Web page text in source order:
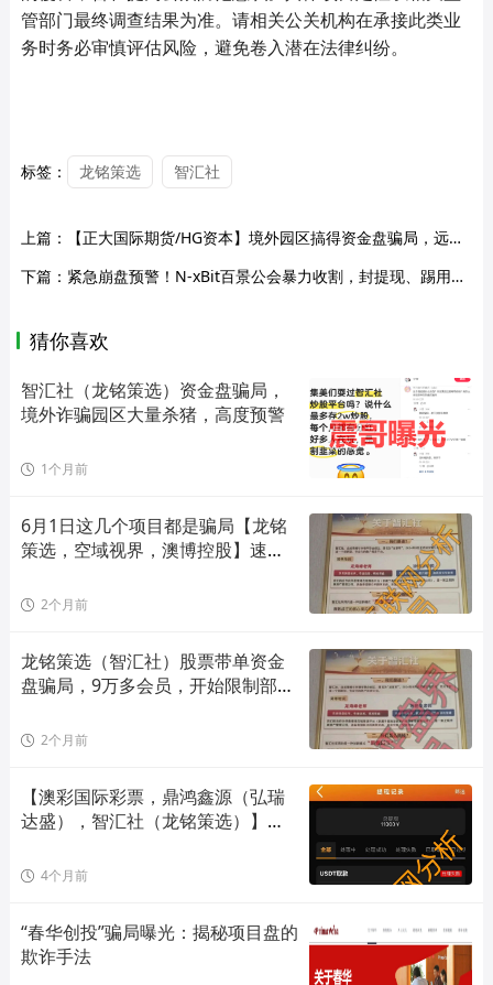
管部门最终调查结果为准。请相关公关机构在承接此类业
务时务必审慎评估风险，避免卷入潜在法律纠纷。
标签： 龙铭策选 智汇社
上篇：
【正大国际期货/HG资本】境外园区搞得资金盘骗局，远离快割杀猪盘！
下篇： 紧急崩盘预警！N-xBit百景公会暴力收割，封提现、踢用户，全线跑路倒计时！
猜你喜欢
智汇社（龙铭策选）资金盘骗局，
境外诈骗园区大量杀猪，高度预警
1个月前
6月1日这几个项目都是骗局【龙铭
策选，空域视界，澳博控股】速度
2个月前
龙铭策选（智汇社）股票带单资金
盘骗局，9万多会员，开始限制部分
2个月前
【澳彩国际彩票，鼎鸿鑫源（弘瑞
达盛），智汇社（龙铭策选）】这3
4个月前
“春华创投”骗局曝光：揭秘项目盘的
欺诈手法